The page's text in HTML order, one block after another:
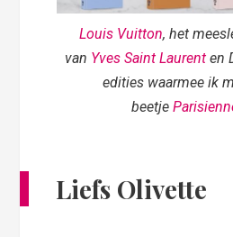
Louis Vuitton, het
van Yves Saint Laurent en
edities waarmee ik
beetje
Liefs Olivette